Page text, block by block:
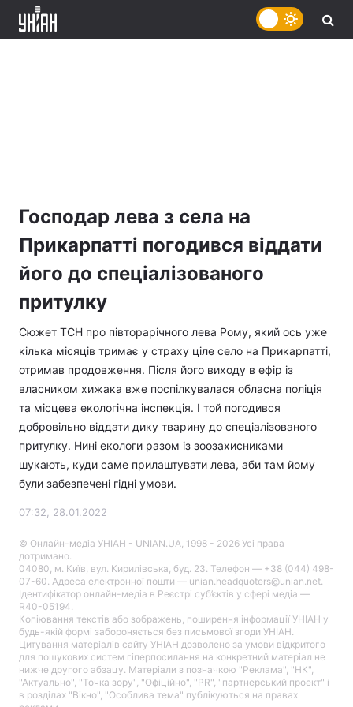
Господар лева з села на
Прикарпатті погодився віддати
його до спеціалізованого
притулку
Сюжет ТСН про півторарічного лева Рому, який ось уже
кілька місяців тримає у страху ціле село на Прикарпатті,
отримав продовження. Після його виходу в ефір із
власником хижака вже поспілкувалася обласна поліція
та місцева екологічна інспекція. І той погодився
добровільно віддати дику тварину до спеціалізованого
притулку. Нині екологи разом із зоозахисниками
шукають, куди саме прилаштувати лева, аби там йому
були забезпечені гідні умови.
07:32, 28.01.2022
© Онлайн-медіа УНІАН - UNIAN.UA, 1998 - 2026 Усі права
дотримано.
04080, м. Київ, вул. Кирилівська, буд. 23. Телефон — +38 (044) 498-
07-60. Адреса електронної пошти — unian.headquoters@unian.net.
Ідентифікатор онлайн-медіа в Реєстрі суб’єктів у сфері медіа —
R40-05194.
Копіювання текстів або зображень, поширення інформації УНІАН у
будь-якій формі забороняється без письмової згоди УНІАН.
Цитування матеріалів сайту УНІАН дозволено за умови відкритого
для пошукових систем гіперпосилання на конкретний матеріал не
нижче другого абзацу. Матеріали з позначкою "Реклама", "НК",
"Актуально", "Точка зору", "Офіційно", "PR", "партнерський проект" і
в розділах "Вікно", "Особлива тема" публікуються на правах